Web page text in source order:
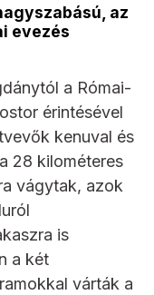
az
evezés
a Római-
érintésével
kenuval és
28 kilométeres
vágytak, azok
is
a két
várták a